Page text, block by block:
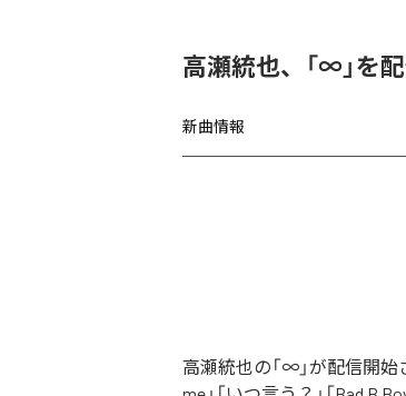
高瀬統也、「∞」を
新曲情報
高瀬統也の「∞」が配信開始